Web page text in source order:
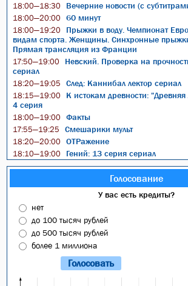
18:00—18:30 Вечерние новости (с
18:00—20:00 60 минут
18:00—19:20
Прыжки в воду. Чемпионат
видам спорта. Женщины. Синхронные
Прямая трансляция из Франции
17:50—19:00
Невский. Проверка на
сериал
18:20—19:05 След: Каннибал лектор сериал
18:15—19:00
К истокам древности: "Древняя
4 серия
18:00—19:00 Факты
17:55—19:25 Смешарики мульт
18:20—20:00 ОТРажение
18:10—19:00 Гений: 13 серия сериал
Голосование
У вас есть кредиты?
нет
до 100 тысяч рублей
до 500 тысяч рублей
более 1 миллиона